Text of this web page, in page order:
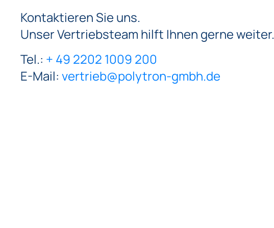
Kontaktieren Sie uns.
Unser Vertriebsteam hilft Ihnen gerne weiter.
Tel.: + 49 2202 1009 200
E-Mail: vertrieb@polytron-gmbh.de